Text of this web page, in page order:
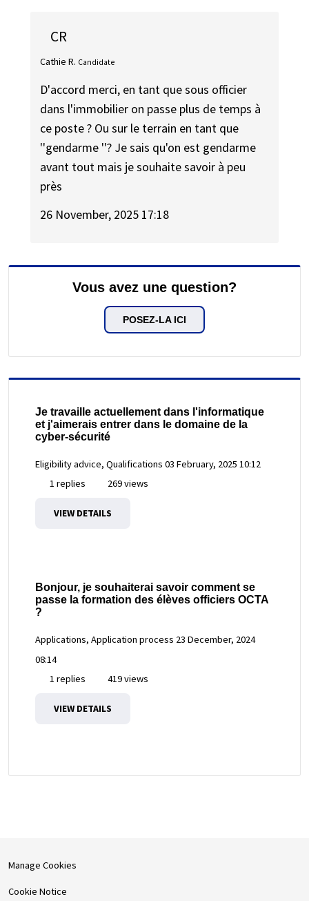
CR
Cathie R. Candidate
D'accord merci, en tant que sous officier
dans l'immobilier on passe plus de temps à
ce poste ? Ou sur le terrain en tant que
''gendarme ''? Je sais qu'on est gendarme
avant tout mais je souhaite savoir à peu
près
26 November, 2025 17:18
Vous avez une question?
POSEZ-LA ICI
Je travaille actuellement dans l'informatique
et j'aimerais entrer dans le domaine de la
cyber-sécurité
Eligibility advice, Qualifications 03 February, 2025 10:12
1 replies
269 views
VIEW DETAILS
Bonjour, je souhaiterai savoir comment se
passe la formation des élèves officiers OCTA
?
Applications, Application process 23 December, 2024
08:14
1 replies
419 views
VIEW DETAILS
Manage Cookies
Cookie Notice